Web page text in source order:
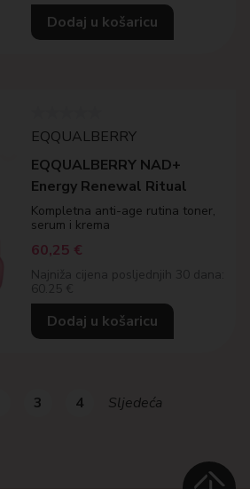
Dodaj u košaricu
EQQUALBERRY
EQQUALBERRY NAD+
Energy Renewal Ritual
Kompletna anti-age rutina toner,
serum i krema
60,25 €
Najniža cijena posljednjih 30 dana:
60.25 €
Dodaj u košaricu
3 4 Sljedeća